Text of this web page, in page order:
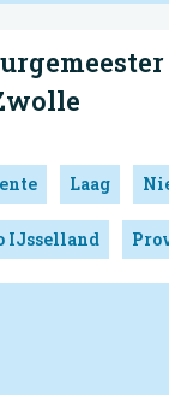
Laag
IJsselland